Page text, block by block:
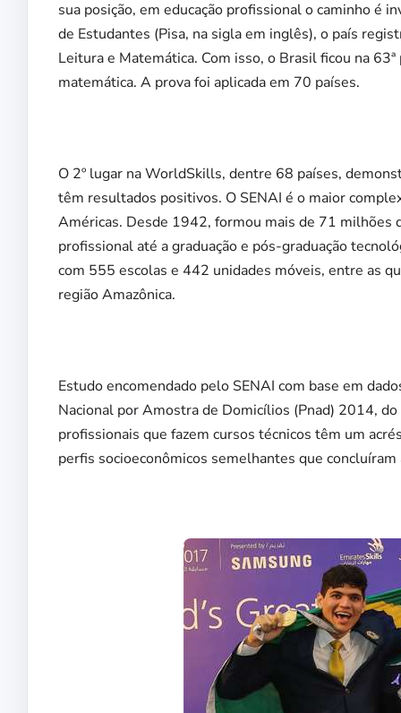
sua posição, em educação profissional o caminho é
de Estudantes (Pisa, na sigla em inglês), o país
Leitura e Matemática. Com isso, o Brasil ficou na
matemática. A prova foi aplicada em 70 países.
O 2º lugar na WorldSkills, dentre 68 países,
têm resultados positivos. O SENAI é o maior
Américas. Desde 1942, formou mais de 71 milhões
profissional até a graduação e pós-graduação
com 555 escolas e 442 unidades móveis, entre as
região Amazônica.
Estudo encomendado pelo SENAI com base em
Nacional por Amostra de Domicílios (Pnad) 2014,
profissionais que fazem cursos técnicos têm um
perfis socioeconômicos semelhantes que